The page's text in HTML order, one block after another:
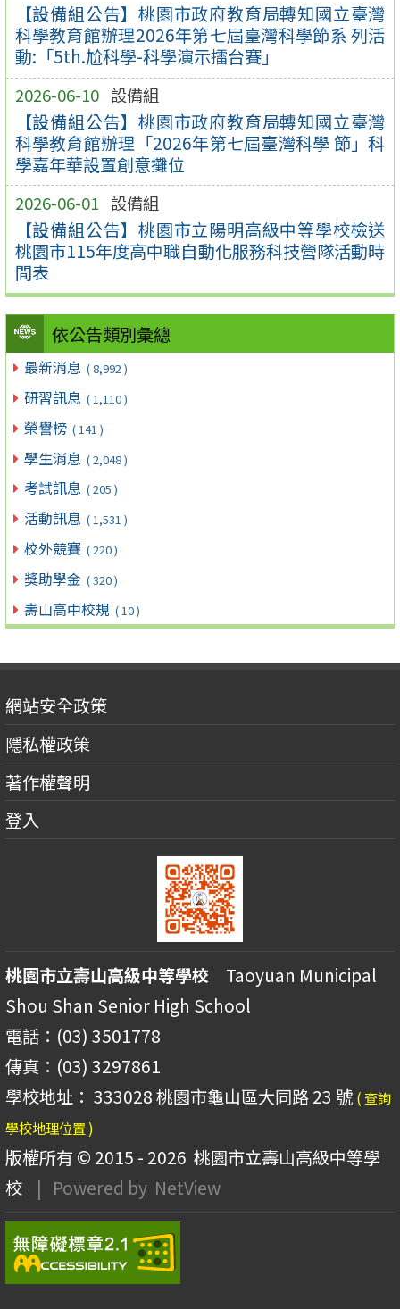
【設備組公告】桃園市政府教育局轉知國立臺灣
科學教育館辦理2026年第七屆臺灣科學節系 列活
動:「5th.尬科學-科學演示擂台賽」
2026-06-10 設備組
【設備組公告】桃園市政府教育局轉知國立臺灣
科學教育館辦理「2026年第七屆臺灣科學 節」科
學嘉年華設置創意攤位
2026-06-01 設備組
【設備組公告】桃園市立陽明高級中等學校檢送
桃園市115年度高中職自動化服務科技營隊活動時
間表
依公告類別彙總
最新消息 ( 8,992 )
研習訊息 ( 1,110 )
榮譽榜 ( 141 )
學生消息 ( 2,048 )
考試訊息 ( 205 )
活動訊息 ( 1,531 )
校外競賽 ( 220 )
獎助學金 ( 320 )
壽山高中校規 ( 10 )
網站安全政策
隱私權政策
著作權聲明
登入
桃園市立壽山高級中等學校 Taoyuan Municipal
Shou Shan Senior High School
電話：(03) 3501778
傳真：(03) 3297861
學校地址： 333028 桃園市龜山區大同路 23 號 ( 查詢
學校地理位置 )
版權所有 © 2015 - 2026 桃園市立壽山高級中等學
校
| Powered by NetView